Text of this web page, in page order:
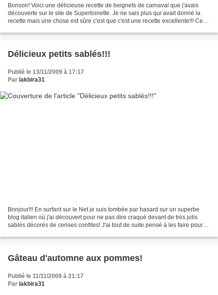
Bonsoir! Voici une délicieuse recette de beignets de carnaval que j'avais
découverte sur le site de Supertoinette. Je ne sais plus qui avait donné la
recette mais une chose est sûre c'est que c'est une recette excellente!!! Ces
Délicieux petits sablés!!!
Publié le 13/11/2009 à 17:17
Par lakbira31
Bonjour!!! En surfant sur le Net je suis tombée par hasard sur un superbe
blog italien où j'ai découvert pour ne pas dire craqué devant de très jolis
sablés décorés de cerises confites! J'ai tout de suite pensé à les faire pour
Gâteau d'automne aux pommes!
Publié le 11/11/2009 à 21:17
Par lakbira31